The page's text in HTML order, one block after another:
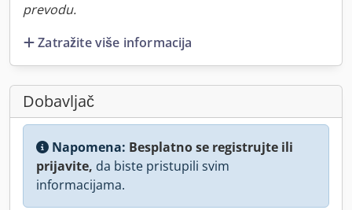
prevodu.
Zatražite više informacija
Dobavljač
Napomena: Besplatno se registrujte ili
prijavite, da biste pristupili svim
informacijama.